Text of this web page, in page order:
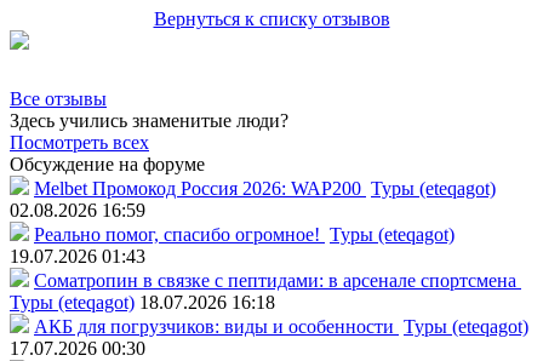
Вернуться к списку отзывов
Все отзывы
Здесь учились знаменитые люди?
Посмотреть всех
Обсуждение на форуме
Melbet Промокод Россия 2026: WAP200 Туры (eteqagot)
02.08.2026 16:59
Реально помог, спасибо огромное! Туры (eteqagot)
19.07.2026 01:43
Соматропин в связке с пептидами: в арсенале спортсмена
Туры (eteqagot) 18.07.2026 16:18
АКБ для погрузчиков: виды и особенности Туры (eteqagot)
17.07.2026 00:30